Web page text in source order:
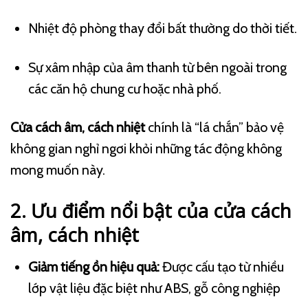
Nhiệt độ phòng thay đổi bất thường do thời tiết.
Sự xâm nhập của âm thanh từ bên ngoài trong
các căn hộ chung cư hoặc nhà phố.
Cửa cách âm, cách nhiệtchính là “lá chắn” bảo vệ
không gian nghỉ ngơi khỏi những tác động không
mong muốn này.
2. Ưu điểm nổi bật của cửa cách
âm, cách nhiệt
Giảm tiếng ồn hiệu quả:Được cấu tạo từ nhiều
lớp vật liệu đặc biệt như ABS, gỗ công nghiệp